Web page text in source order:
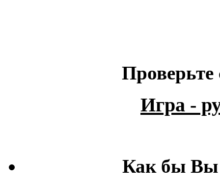
Проверьте
Игра -
Как бы Вы